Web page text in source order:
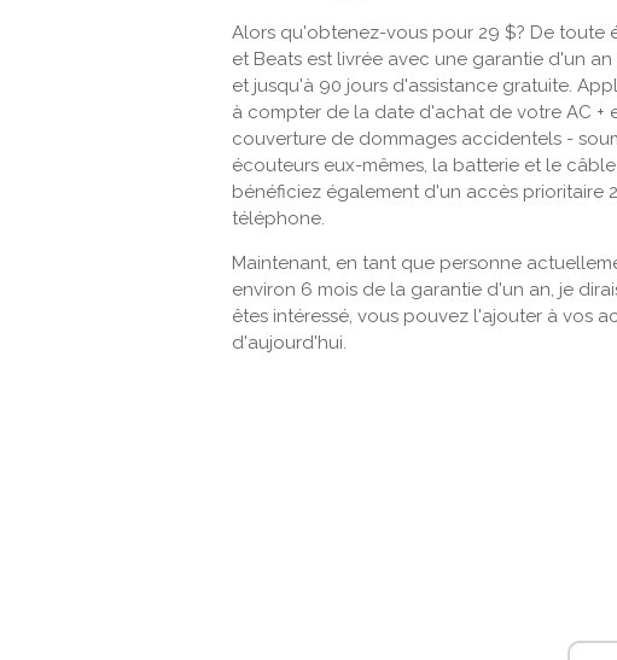
Alors qu'obtenez-vous pour 29 $? De toute
et Beats est livrée avec une garantie d'un
et jusqu'à 90 jours d'assistance gratuite.
à compter de la date d'achat de votre AC +
couverture de dommages accidentels -
écouteurs eux-mêmes, la batterie et le
bénéficiez également d'un accès prioritaire
téléphone.
Maintenant, en tant que personne
environ 6 mois de la garantie d'un an, je
êtes intéressé, vous pouvez l'ajouter à vos
d'aujourd'hui.